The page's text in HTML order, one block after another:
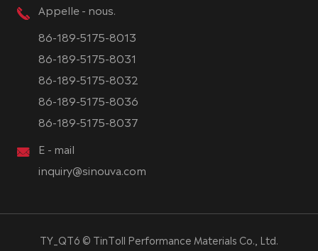
Appelle - nous.
86-189-5175-8013
86-189-5175-8031
86-189-5175-8032
86-189-5175-8036
86-189-5175-8037
E - mail
inquiry@sinouva.com
TY_QT6 © TinToll Performance Materials Co., Ltd.